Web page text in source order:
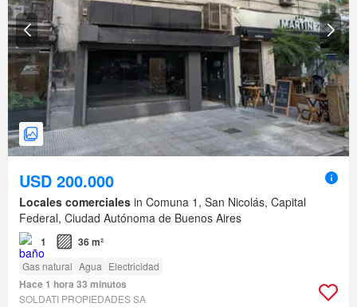
USD 200.000
Locales comerciales in Comuna 1, San Nicolás, Capital
Federal, Ciudad Autónoma de Buenos Aires
1 36 m²
Gas natural Agua Electricidad
Hace 1 hora 33 minutos
SOLDATI PROPIEDADES SA